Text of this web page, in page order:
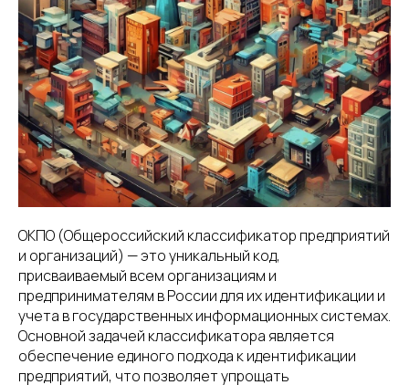
ОКПО (Общероссийский классификатор предприятий
и организаций) — это уникальный код,
присваиваемый всем организациям и
предпринимателям в России для их идентификации и
учета в государственных информационных системах.
Основной задачей классификатора является
обеспечение единого подхода к идентификации
предприятий, что позволяет упрощать